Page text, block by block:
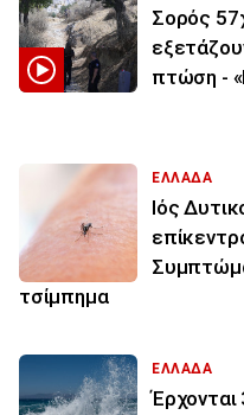
Σορός
πτώση -
ΕΛΛΑΔΑ
Ιός
τσίμπημα
ΕΛΛΑΔΑ